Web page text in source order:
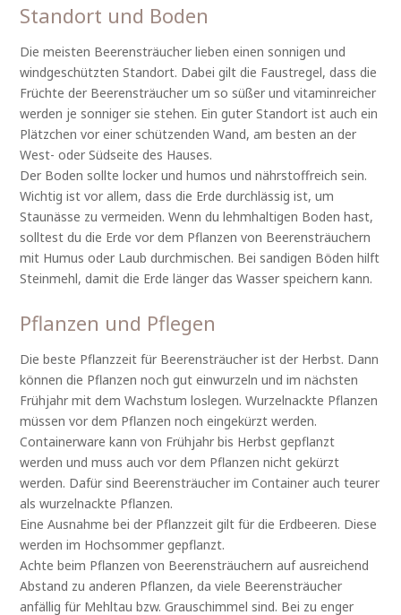
Standort und Boden
Die meisten Beerensträucher lieben einen sonnigen und
windgeschützten Standort. Dabei gilt die Faustregel, dass die
Früchte der Beerensträucher um so süßer und vitaminreicher
werden je sonniger sie stehen. Ein guter Standort ist auch ein
Plätzchen vor einer schützenden Wand, am besten an der
West- oder Südseite des Hauses.
Der Boden sollte locker und humos und nährstoffreich sein.
Wichtig ist vor allem, dass die Erde durchlässig ist, um
Staunässe zu vermeiden. Wenn du lehmhaltigen Boden hast,
solltest du die Erde vor dem Pflanzen von Beerensträuchern
mit Humus oder Laub durchmischen. Bei sandigen Böden hilft
Steinmehl, damit die Erde länger das Wasser speichern kann.
Pflanzen und Pflegen
Die beste Pflanzzeit für Beerensträucher ist der Herbst. Dann
können die Pflanzen noch gut einwurzeln und im nächsten
Frühjahr mit dem Wachstum loslegen. Wurzelnackte Pflanzen
müssen vor dem Pflanzen noch eingekürzt werden.
Containerware kann von Frühjahr bis Herbst gepflanzt
werden und muss auch vor dem Pflanzen nicht gekürzt
werden. Dafür sind Beerensträucher im Container auch teurer
als wurzelnackte Pflanzen.
Eine Ausnahme bei der Pflanzzeit gilt für die Erdbeeren. Diese
werden im Hochsommer gepflanzt.
Achte beim Pflanzen von Beerensträuchern auf ausreichend
Abstand zu anderen Pflanzen, da viele Beerensträucher
anfällig für Mehltau bzw. Grauschimmel sind. Bei zu enger